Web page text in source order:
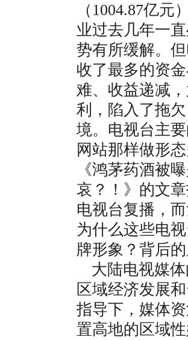
（1004.87亿
业过去几年一
势有所缓解。
收了最多的资
难、收益递减
利，陷入了拖
境。电视台主
网站那样做形
《鸿茅药酒被
哀？！》的文
电视台复播，
为什么这些电
牌形象？背后
大陆电视媒
区域经济发展
指导下，媒体
置高地的区域